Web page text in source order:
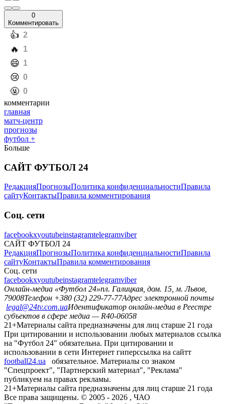
0
Комментировать
️👍 2
️🔥 1
️😄 1
️😢 0
️🤬 0
комментарии
главная
матч-центр
прогнозы
футбол +
Больше
САЙТ ФУТБОЛ 24
РедакцияПрогнозыПолитика конфиденциальностиПравила
сайтуКонтактыПравила комментирования
Соц. сети
facebookxyoutubeinstagramtelegramviber
САЙТ ФУТБОЛ 24
РедакцияПрогнозыПолитика конфиденциальностиПравила
сайтуКонтактыПравила комментирования
Соц. сети
facebookxyoutubeinstagramtelegramviber
Онлайн-медиа «Футбол 24»пл. Галицкая, дом. 15, м. Львов,
79008Телефон +380 (32) 229-77-77Адрес электронной почты
legal@24tv.com.uaИдентификатор онлайн-медиа в Реестре
субъектов в сфере медиа — R40-06058
21+Материалы сайта предназначены для лиц старше 21 года
При цитировании и использовании любых материалов ссылка
на "Футбол 24" обязательна. При цитировании и
использовании в сети Интернет гиперссылка на сайтт
football24.ua
обязательное. Материалы со знаком
"Спецпроект", "Партнерский материал", "Реклама"
публикуем на правах рекламы.
21+Материалы сайта предназначены для лиц старше 21 года
Все права защищены. © 2005 - 2026 , ЧАО